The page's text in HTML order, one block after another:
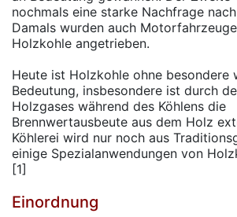
nochmals eine starke Nachfrage
Damals wurden auch
Holzkohle angetrieben.
Heute ist Holzkohle ohne besondere
Bedeutung, insbesondere ist durch
Holzgases während des Köhlens die
Brennwertausbeute aus dem Holz
Köhlerei wird nur noch aus
einige Spezialanwendungen von
[1]
Einordnung